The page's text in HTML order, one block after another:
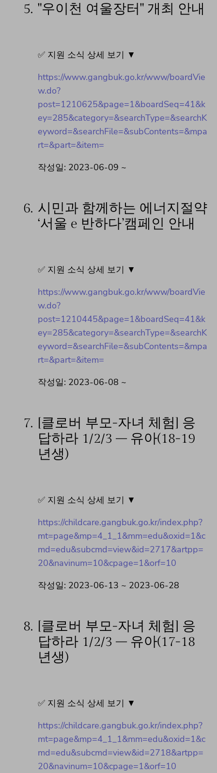
5. "우이천 여울장터" 개최 안내
✅ 지원 소식 상세 보기 ▼
https://www.gangbuk.go.kr/www/boardVie
w.do?
post=1210625&page=1&boardSeq=41&k
ey=285&category=&searchType=&searchK
eyword=&searchFile=&subContents=&mpa
rt=&part=&item=
작성일: 2023-06-09 ~
6. 시민과 함께하는 에너지절약
‘서울 e 반하다’캠페인 안내
✅ 지원 소식 상세 보기 ▼
https://www.gangbuk.go.kr/www/boardVie
w.do?
post=1210445&page=1&boardSeq=41&k
ey=285&category=&searchType=&searchK
eyword=&searchFile=&subContents=&mpa
rt=&part=&item=
작성일: 2023-06-08 ~
7.
[클로버 부모-자녀 체험] 응
답하라 1/2/3 – 유아(18-19
년생)
✅ 지원 소식 상세 보기 ▼
https://childcare.gangbuk.go.kr/index.php?
mt=page&mp=4_1_1&mm=edu&oxid=1&c
md=edu&subcmd=view&id=2717&artpp=
20&navinum=10&cpage=1&orf=10
작성일: 2023-06-13 ~ 2023-06-28
8.
[클로버 부모-자녀 체험] 응
답하라 1/2/3 – 유아(17-18
년생)
✅ 지원 소식 상세 보기 ▼
https://childcare.gangbuk.go.kr/index.php?
mt=page&mp=4_1_1&mm=edu&oxid=1&c
md=edu&subcmd=view&id=2718&artpp=
20&navinum=10&cpage=1&orf=10